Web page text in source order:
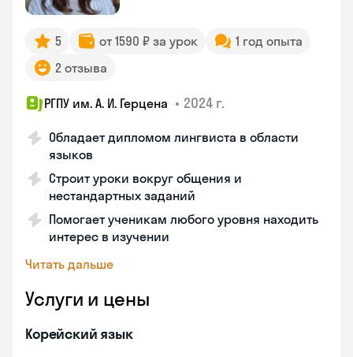
5 от 1590 ₽ за урок
1 год опыта
2 отзыва
РГПУ им. А. И. Герцена • 2024 г.
Обладает дипломом лингвиста в области
языков
Строит уроки вокруг общения и
нестандартных заданий
Помогает ученикам любого уровня находить
интерес в изучении
Читать дальше
Услуги и цены
Корейский язык